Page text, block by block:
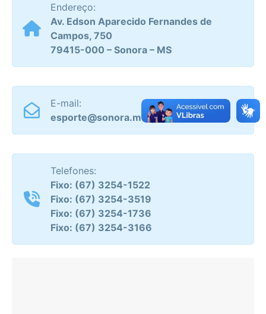
Endereço:
Av. Edson Aparecido Fernandes de
Campos, 750
79415-000 – Sonora – MS
E-mail:
esporte@sonora.ms.gov.br
Telefones:
Fixo: (67) 3254-1522
Fixo: (67) 3254-3519
Fixo: (67) 3254-1736
Fixo: (67) 3254-3166